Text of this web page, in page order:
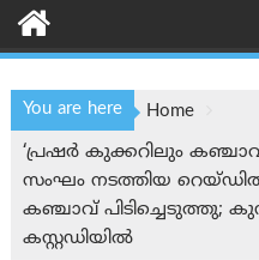
You are here
Home
‘പ്രഷര്‍ കുക്കറിലും
സംഘം നടത്തിയ റെയ്ഡില്‍
കഞ്ചാവ് പിടിച്ചെടുത്തു;
കസ്റ്റഡിയില്‍